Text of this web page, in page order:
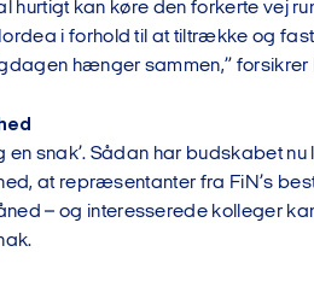
hurtigt kan køre den forkerte vej
i forhold til at tiltrække og
hænger sammen,” forsikrer
en snak’. Sådan har budskabet
at repræsentanter fra FiN’s
– og interesserede kolleger